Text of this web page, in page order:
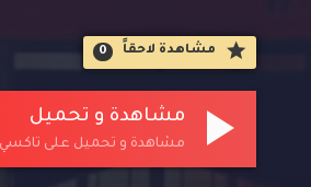
داخل ملهًى ليلي ياباني شهير مشاعر
مشاهدة لاحقاََ 0
مشاهدة و تحميل
مشاهدة و تحميل على تاكسي